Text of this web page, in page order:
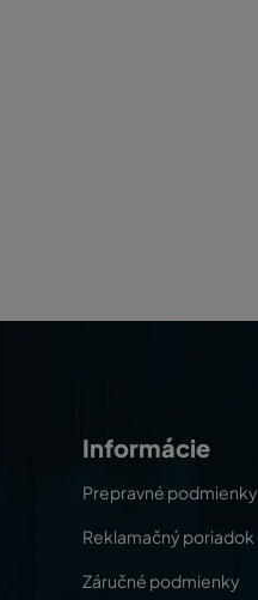
Informácie
Prepravné podmienky
Reklamačný poriadok
Záručné podmienky